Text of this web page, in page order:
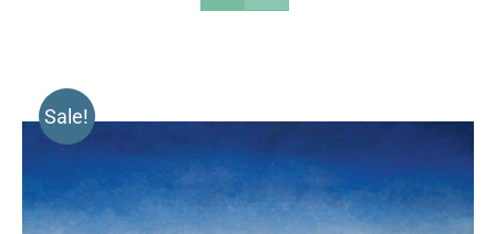
Sale!